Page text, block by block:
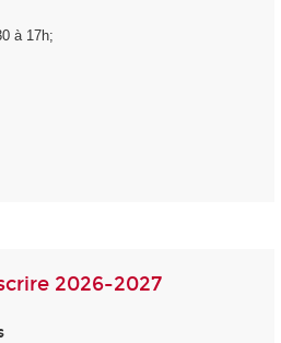
à 17h;
2026-2027